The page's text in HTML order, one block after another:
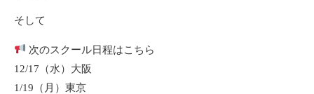
そして
次のスクール日程はこちら
12/17（水）大阪
1/19（月）東京